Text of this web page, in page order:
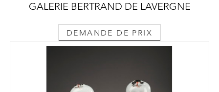
GALERIE BERTRAND DE LAVERGNE
DEMANDE DE PRIX